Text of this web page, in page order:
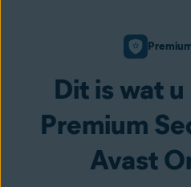
Dit is wat
Premium
Avast